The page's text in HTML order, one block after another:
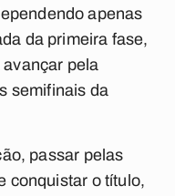
apenas
da primeira fase,
pela
semifinais da
passar pelas
conquistar o título,